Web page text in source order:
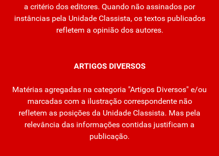
a critério dos editores. Quando não assinados por
instâncias pela Unidade Classista, os textos publicados
refletem a opinião dos autores.
ARTIGOS DIVERSOS
Matérias agregadas na categoria "Artigos Diversos" e/ou
marcadas com a ilustração correspondente não
refletem as posições da Unidade Classista. Mas pela
relevância das informações contidas justificam a
publicação.